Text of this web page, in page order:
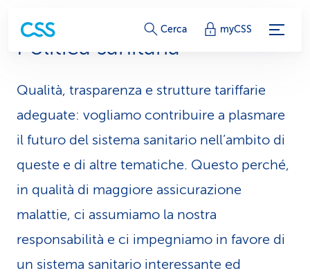
c
o
l
l
e
g
a
m
e
Cerca myCSS
Politica sanitaria
Qualità, trasparenza e strutture tariffarie
adeguate: vogliamo contribuire a plasmare
il futuro del sistema sanitario nell’ambito di
queste e di altre tematiche. Questo perché,
in qualità di maggiore assicurazione
malattie, ci assumiamo la nostra
responsabilità e ci impegniamo in favore di
un sistema sanitario interessante ed